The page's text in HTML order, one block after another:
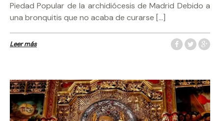
Piedad Popular de la archidiócesis de Madrid Debido a
una bronquitis que no acaba de curarse […]
Leer más